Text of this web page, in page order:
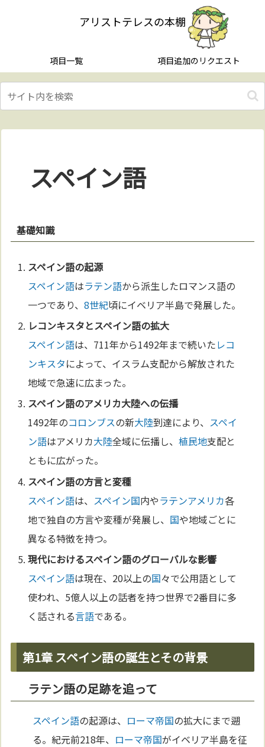
アリストテレスの本棚
項目一覧 項目追加のリクエスト
スペイン語
基礎知識
スペイン語の起源
スペイン語はラテン語から派生したロマンス語の
一つであり、8世紀頃にイベリア半島で発展した。
レコンキスタとスペイン語の拡大
スペイン語は、711年から1492年まで続いたレコ
ンキスタによって、イスラム支配から解放された
地域で急速に広まった。
スペイン語のアメリカ大陸への伝播
1492年のコロンブスの新大陸到達により、 スペイ
ン語はアメリカ大陸全域に伝播し、植民地支配と
ともに広がった。
スペイン語の方言と変種
スペイン語は、 スペイン国内やラテンアメリカ各
地で独自の方言や変種が発展し、 国や地域ごとに
異なる特徴を持つ。
現代におけるスペイン語のグローバルな影響
スペイン語は現在、20以上の国々で公用語として
使われ、5億人以上の話者を持つ世界で2番目に多
く話される言語である。
第1章 スペイン語の誕生とその背景
ラテン語の足跡を追って
スペイン語の起源は、 ローマ帝国の拡大にまで遡
る。紀元前218年、 ローマ帝国がイベリア半島を征